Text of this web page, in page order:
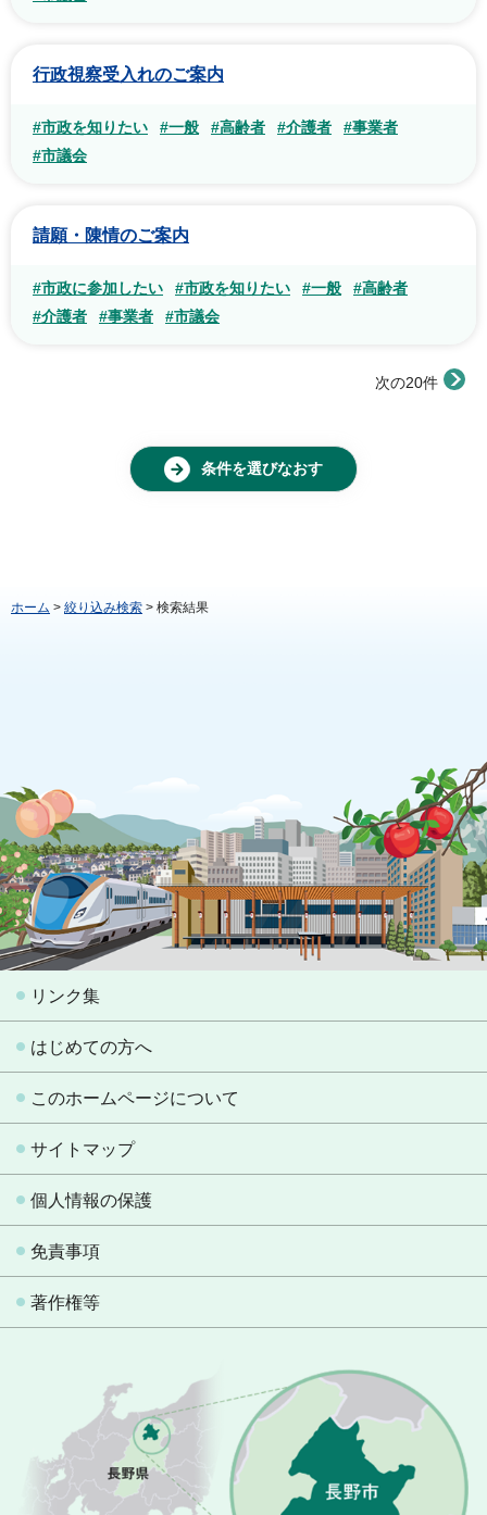
行政視察受入れのご案内
#市政を知りたい #一般 #高齢者 #介護者
#事業者
#市議会
請願・陳情のご案内
#市政に参加したい #市政を知りたい #一般
#高齢者
#介護者
#事業者 #市議会
次の20件
条件を選びなおす
ホーム > 絞り込み検索 > 検索結果
リンク集
はじめての方へ
このホームページについて
サイトマップ
個人情報の保護
免責事項
著作権等